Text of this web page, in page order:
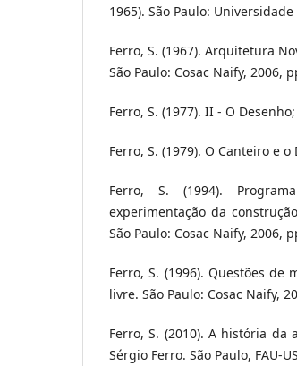
1965). São Paulo:
Ferro, S. (1967). Arquitetura
São Paulo: Cosac Naify, 2006,
Ferro, S. (1977). II - O
Ferro, S. (1979). O Canteiro e
Ferro, S. (1994).
experimentação da
São Paulo: Cosac Naify, 2006,
Ferro, S. (1996). Questões
livre. São Paulo: Cosac Naify,
Ferro, S. (2010). A história
Sérgio Ferro. São Paulo, FAU-